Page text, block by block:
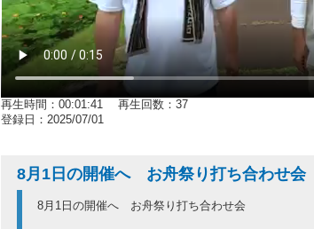
再生時間：00:01:41 再生回数：37
登録日：2025/07/01
8月1日の開催へ お舟祭り打ち合わせ会
8月1日の開催へ お舟祭り打ち合わせ会